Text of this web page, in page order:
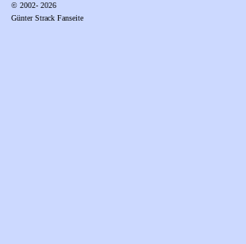
© 2002- 2026
Günter Strack Fanseite